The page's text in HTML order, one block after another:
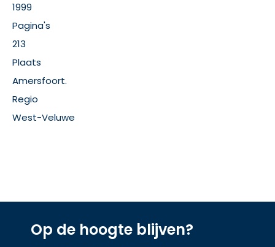
1999
Pagina's
213
Plaats
Amersfoort.
Regio
West-Veluwe
Op de hoogte blijven?